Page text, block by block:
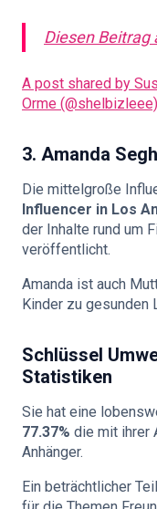
Diesen Beitrag
A post shared by
Orme (@shelbizleee)
3. Amanda
Die mittelgroße
Influencer in Los
der Inhalte rund um
veröffentlicht.
Amanda ist auch
Kinder zu gesunden
Schlüssel
Statistiken
Sie hat eine
77.37% die mit ihrer
Anhänger.
Ein beträchtlicher